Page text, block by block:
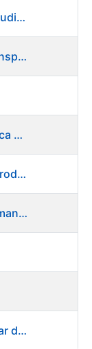
OE 51/24 - Técnico de Seguridad y Auditoría Informática
OE 18/25 - Conductor Máquinas Transportadoras Elevadoras. Fábrica Papel
OE 05/25 - Oficial 2ª Mecánico Fábrica Papel
OE 03/25 - Jefe de Equipo Control Productivo. Fábrica Papel
OE 43/24 - Técnico de Recursos Humanos
OE 49/24 - Grabador Artístico Auxiliar de Originales